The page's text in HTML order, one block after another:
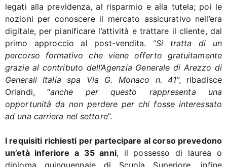
legati alla previdenza, al risparmio e alla tutela; poi le
nozioni per conoscere il mercato assicurativo nell’era
digitale, per pianificare l’attività e trattare il cliente, dal
primo approccio al post-vendita. “Si tratta di un
percorso formativo che viene offerto gratuitamente
grazie al contributo dell’Agenzia Generale di Arezzo di
Generali Italia spa Via G. Monaco n. 41”, ribadisce
Orlandi, “anche per questo rappresenta una
opportunità da non perdere per chi fosse interessato
ad una carriera nel settore”.
I requisiti richiesti per partecipare al corso prevedono
un’età inferiore a 35 anni, il possesso di laurea o
diploma quinquennale di Scuola Superiore, infine